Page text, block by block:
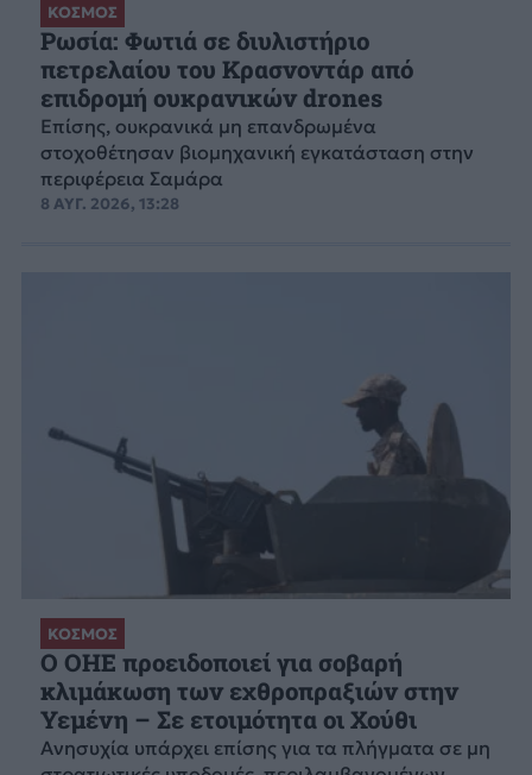
ΚΟΣΜΟΣ
Ρωσία: Φωτιά σε διυλιστήριο
πετρελαίου του Κρασνοντάρ από
επιδρομή ουκρανικών drones
Επίσης, ουκρανικά μη επανδρωμένα
στοχοθέτησαν βιομηχανική εγκατάσταση στην
περιφέρεια Σαμάρα
8 ΑΥΓ. 2026, 13:28
ΚΟΣΜΟΣ
Ο ΟΗΕ προειδοποιεί για σοβαρή
κλιμάκωση των εχθροπραξιών στην
Υεμένη – Σε ετοιμότητα οι Χούθι
Ανησυχία υπάρχει επίσης για τα πλήγματα σε μη